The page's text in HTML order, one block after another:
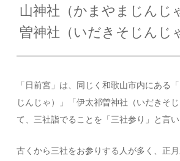
山神社（かまやまじんじ
曽神社（いだきそじんじ
「日前宮」は、同じく和歌山市内にある
じんじゃ）」「伊太祁曽神社（いだきそ
て、三社詣でることを「三社参り」と言い
古くから三社をお参りする人が多く、正